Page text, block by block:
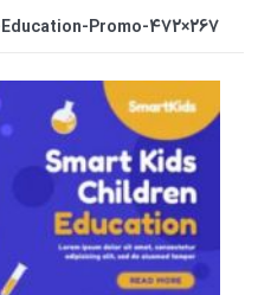
Promo-472×267